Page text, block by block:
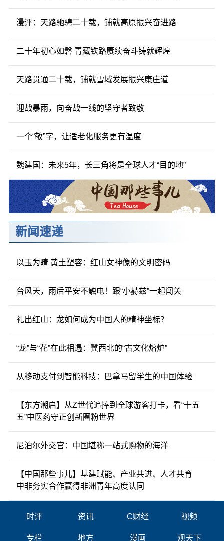
漫评：天路驰骋二十载，铺就高原振兴奋进路
二十年初心如磐 青藏铁路赓续奋斗铸就辉煌
天路贯通二十载，铺就雪域发展振兴康庄道
迎战暴雨，向奋战一线的坚守者致敬
一个“敬”字，让适老化服务更有温度
魏建国：未来5年，长三角将是全球人才“目的地”
新闻速递
以玉为睛 黄土塑容：红山女神像的文明密码
台风天，雨后平安不触电！跟“小赫兹”一起闯关
礼出红山：龙如何成为中国人的精神坐标？
“龙”与“花”在此相遇：冀西北的“古文化熔炉”
从移动支付到智能科技：巴拿马留学生的中国体验
【东方潮启】从Z世代追捧到全球游客打卡，看“十五
五”中医药守正创新圈粉世界
尼泊尔外交官：中国堪称一站式购物的海洋
【中国那些事儿】基建赋能、产业共进、人才共育
中非务实合作赢得非洲青年高度认同
时评 资讯 C财经 视频
专栏 地方 漫画 观天下